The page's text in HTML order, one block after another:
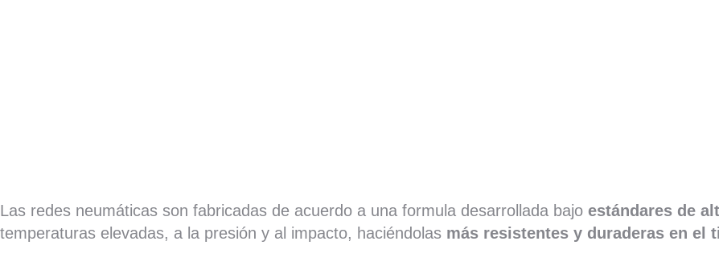
Las redes neumáticas son fabricadas de acuerdo a una formula desarrollada bajo estándares de
temperaturas elevadas, a la presión y al impacto, haciéndolas más resistentes y duraderas en el